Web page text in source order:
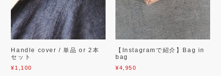
Handle cover / 単品 or 2本
セット
¥1,100
【Instagramで紹介】Bag in
bag
¥4,950